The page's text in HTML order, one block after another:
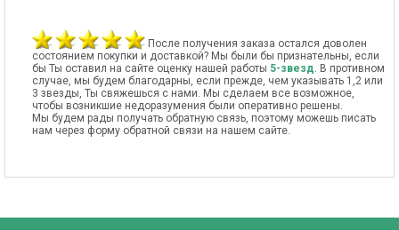
После получения заказа остался доволен
состоянием покупки и доставкой? Мы были бы признательны, если
бы Ты оставил на сайте оценку нашей работы 5-звезд. В противном
случае, мы будем благодарны, если прежде, чем указывать 1,2 или
3 звезды, Ты свяжешься с нами. Мы сделаем все возможное,
чтобы возникшие недоразумения были оперативно решены.
Мы будем рады получать обратную связь, поэтому можешь писать
нам через форму обратной связи на нашем сайте.